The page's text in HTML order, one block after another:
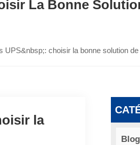
La Bonne
UPS&nbsp;: choisir la bonne solution
la